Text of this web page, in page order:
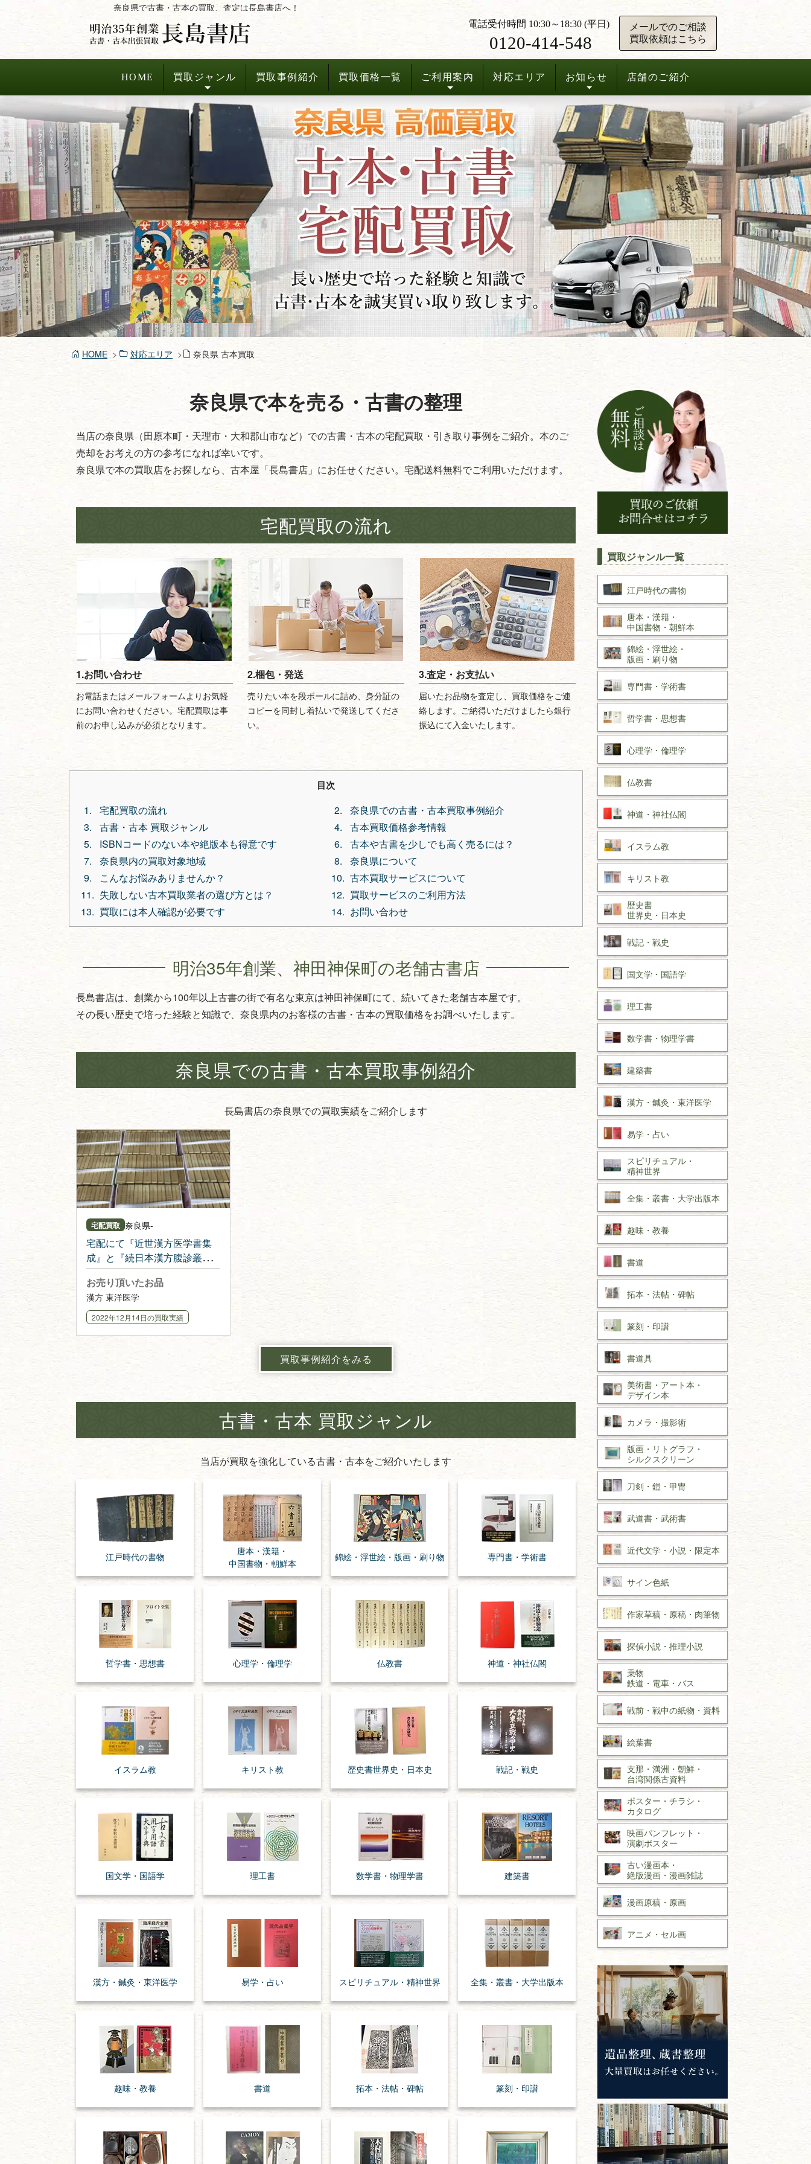
ン
へ
ス
キ
ッ
プ
奈良県で古書・古本の買取、査定は長島書店へ！
HOME 買取ジャンル 買取事例紹介 買取価格一覧 ご利用案内 対応エリア お知らせ 店舗のご紹介
電話受付時間 10:30～18:30 (平日)
0120-414-548
メールでのご相談
買取依頼はこちら
HOME 対応エリア 奈良県 古本買取
奈良県で本を売る・古書の整理
当店の奈良県（田原本町・天理市・大和郡山市など）での古書・古本の宅配買取・引き取り事例をご紹介。本のご
売却をお考えの方の参考になれば幸いです。
奈良県で本の買取店をお探しなら、古本屋「長島書店」にお任せください。宅配送料無料でご利用いただけます。
宅配買取の流れ
1.お問い合わせ
お電話またはメールフォームよりお気軽
にお問い合わせください。宅配買取は事
前のお申し込みが必須となります。
2.梱包・発送
売りたい本を段ボールに詰め、身分証の
コピーを同封し着払いで発送してくださ
い。
3.査定・お支払い
届いたお品物を査定し、買取価格をご連
絡します。ご納得いただけましたら銀行
振込にて入金いたします。
目次
宅配買取の流れ
奈良県での古書・古本買取事例紹介
古書・古本 買取ジャンル
古本買取価格参考情報
ISBNコードのない本や絶版本も得意です
古本や古書を少しでも高く売るには？
奈良県内の買取対象地域
奈良県について
こんなお悩みありませんか？
古本買取サービスについて
失敗しない古本買取業者の選び方とは？
買取サービスのご利用方法
買取には本人確認が必要です
お問い合わせ
明治35年創業、 神田神保町の老舗古書店
長島書店は、創業から100年以上古書の街で有名な東京は神田神保町にて、続いてきた老舗古本屋です。
その長い歴史で培った経験と知識で、奈良県内のお客様の古書・古本の買取価格をお調べいたします。
奈良県での古書・古本買取事例紹介
長島書店の奈良県での買取実績をご紹介します
宅配買取 奈良県-
宅配にて『近世漢方医学書集
成』と『続日本漢方腹診叢
書』を譲っていただきまし
た！
お売り頂いたお品
漢方 東洋医学
2022年12月14日の買取実績
買取事例紹介をみる
古書・古本 買取ジャンル
当店が買取を強化している古書・古本をご紹介いたします
江戸時代の書物
唐本・漢籍・
中国書物・朝鮮本
錦絵・浮世絵・ 版画・刷り物 専門書・ 学術書
哲学書・思想書 心理学・倫理学 仏教書 神道・神社仏閣
イスラム教 キリスト教 歴史書世界史・ 日本史 戦記・戦史
国文学・ 国語学 理工書 数学書・ 物理学書 建築書
漢方・ 鍼灸・ 東洋医学 易学・ 占い スピリチュアル・ 精神世界 全集・ 叢書・ 大学出版本
趣味・ 教養 書道 拓本・法帖・ 碑帖 篆刻・印譜
買取ジャンル一覧
江戸時代の書物
唐本・漢籍・
中国書物・朝鮮本
錦絵・浮世絵・
版画・刷り物
専門書・ 学術書
哲学書・思想書
心理学・倫理学
仏教書
神道・神社仏閣
イスラム教
キリスト教
歴史書
世界史・ 日本史
戦記・戦史
国文学・ 国語学
理工書
数学書・ 物理学書
建築書
漢方・ 鍼灸・ 東洋医学
易学・ 占い
スピリチュアル・
精神世界
全集・ 叢書・ 大学出版本
趣味・ 教養
書道
拓本・法帖・ 碑帖
篆刻・印譜
書道具
美術書・アート本・
デザイン本
カメラ・撮影術
版画・リトグラフ・
シルクスクリーン
刀剣・ 鎧・ 甲冑
武道書・ 武術書
近代文学・ 小説・限定本
サイン色紙
作家草稿・原稿・ 肉筆物
探偵小説・ 推理小説
乗物
鉄道・ 電車・ バス
戦前・戦中の紙物・資料
絵葉書
支那・満洲・朝鮮・
台湾関係古資料
ポスター・チラシ・
カタログ
映画パンフレット・
演劇ポスター
古い漫画本・
絶版漫画・漫画雑誌
漫画原稿・ 原画
アニメ・ セル画